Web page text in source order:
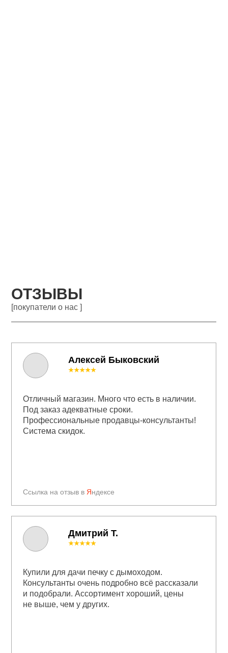
ОТЗЫВЫ
[покупатели о нас ]
Алексей Быковский
Ссылка на отзыв в Яндексе
★★★★★
Отличный магазин. Много что есть в наличии.
Под заказ адекватные сроки.
Профессиональные продавцы-консультанты!
Система скидок.
★★★★★
Купили для дачи печку с дымоходом.
Консультанты очень подробно всё рассказали
и подобрали. Ассортимент хороший, цены
не выше, чем у других.
Дмитрий Т.